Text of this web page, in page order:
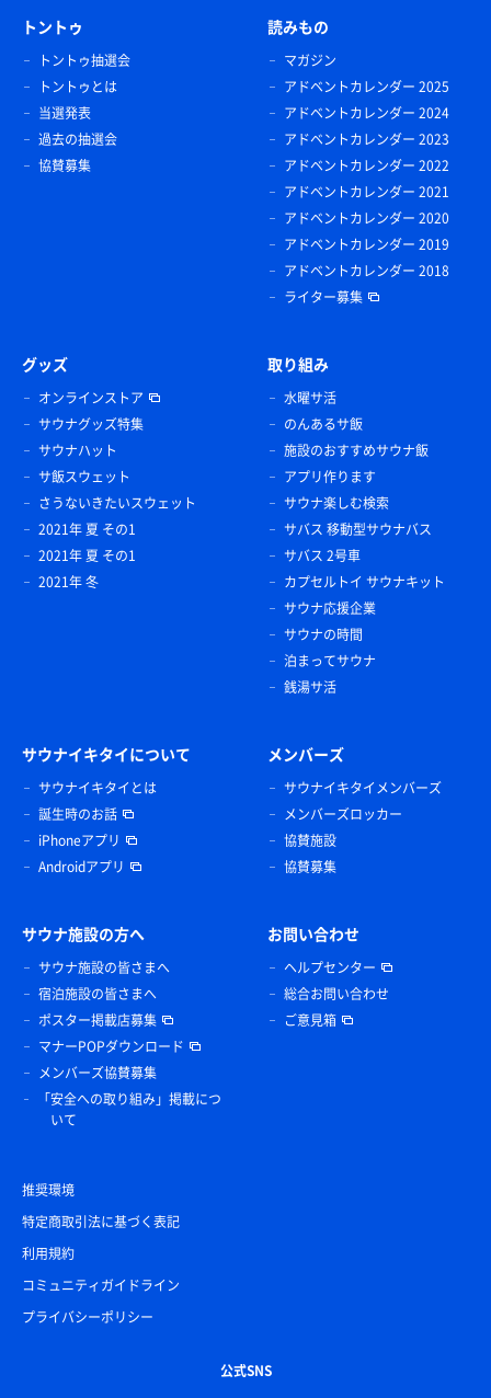
トントゥ
トントゥ抽選会
トントゥとは
当選発表
過去の抽選会
協賛募集
読みもの
マガジン
アドベントカレンダー 2025
アドベントカレンダー 2024
アドベントカレンダー 2023
アドベントカレンダー 2022
アドベントカレンダー 2021
アドベントカレンダー 2020
アドベントカレンダー 2019
アドベントカレンダー 2018
ライター募集
グッズ
オンラインストア
サウナグッズ特集
サウナハット
サ飯スウェット
さうないきたいスウェット
2021年 夏 その1
2021年 夏 その1
2021年 冬
取り組み
水曜サ活
のんあるサ飯
施設のおすすめサウナ飯
アプリ作ります
サウナ楽しむ検索
サバス 移動型サウナバス
サバス 2号車
カプセルトイ サウナキット
サウナ応援企業
サウナの時間
泊まってサウナ
銭湯サ活
サウナイキタイについて
サウナイキタイとは
誕生時のお話
iPhoneアプリ
Androidアプリ
メンバーズ
サウナイキタイメンバーズ
メンバーズロッカー
協賛施設
協賛募集
サウナ施設の方へ
サウナ施設の皆さまへ
宿泊施設の皆さまへ
ポスター掲載店募集
マナーPOPダウンロード
メンバーズ協賛募集
「安全への取り組み」掲載につ
いて
お問い合わせ
ヘルプセンター
総合お問い合わせ
ご意見箱
推奨環境
特定商取引法に基づく表記
利用規約
コミュニティガイドライン
プライバシーポリシー
公式SNS